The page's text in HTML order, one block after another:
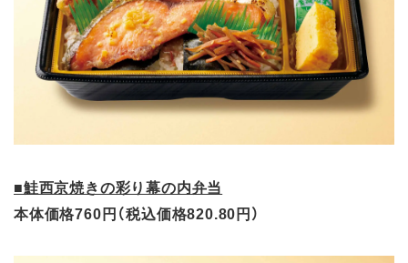
■鮭西京焼きの彩り幕の内弁当
本体価格760円（税込価格820.80円）